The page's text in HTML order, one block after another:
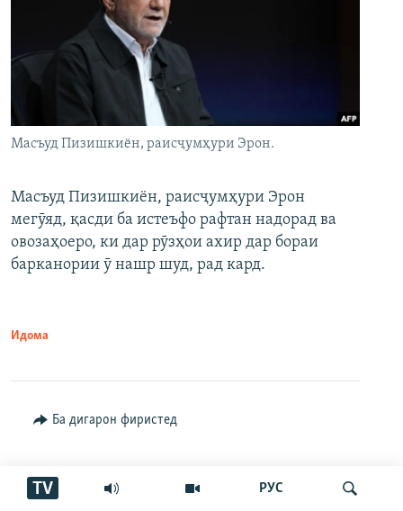
РУС
TV
Масъуд Пизишкиён, раисҷумҳури Эрон.
Масъуд Пизишкиён, раисҷумҳури Эрон
мегӯяд, қасди ба истеъфо рафтан надорад ва
овозаҳоеро, ки дар рӯзҳои ахир дар бораи
барканории ӯ нашр шуд, рад кард.
Идома
Ба дигарон фиристед